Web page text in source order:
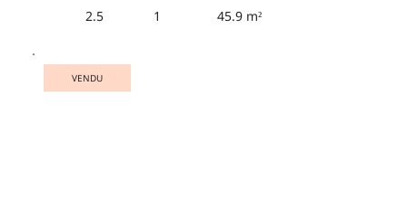
2.5 1 45.9 m²
VENDU